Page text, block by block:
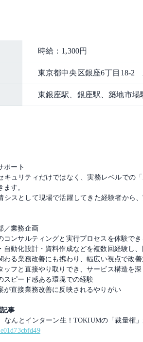
時給：1,300円
東京都中央区銀座6丁目18-2
東銀座駅、銀座駅、築地市場
ポート
キュリティだけではなく、実務レベルで
す。
シスとして現場で活躍してきた経験者から
／業務企画
コンサルティングと実行プロセスを体験でき
自動化設計・資料作成などを複数回経験し
わる業務改善にも携わり、幅広い視点で改
ッフと直接やり取りでき、サービス構造を
スピード感ある環境での経験
が直接業務改善に反映されるやりがい
事
なんとインターン生！TOKIUMの「裁量権